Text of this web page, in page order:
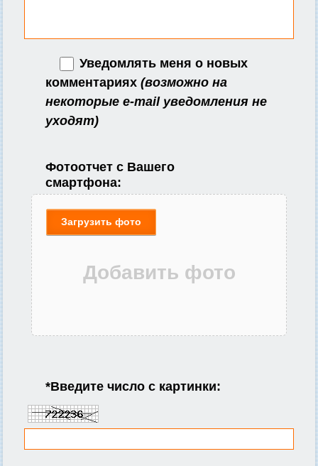
Уведомлять меня о новых
комментариях (возможно на
некоторые e-mail уведомления не
уходят)
Фотоотчет с Вашего
смартфона:
Загрузить фото
*Введите число с картинки: